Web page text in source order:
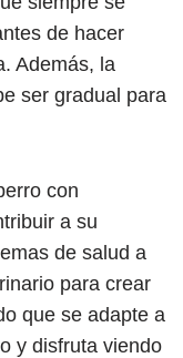
de hacer
Además, la
ser gradual para
con
a su
de salud a
para crear
que se adapte a
y disfruta viendo